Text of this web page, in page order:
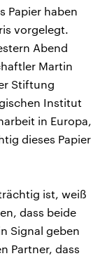
Papier haben
vorgelegt.
Abend
Martin
Stiftung
Institut
in Europa,
dieses Papier
ist, weiß
dass beide
Signal geben
Partner, dass